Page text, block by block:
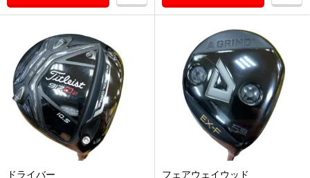
ドライバー フェアウェイウッド